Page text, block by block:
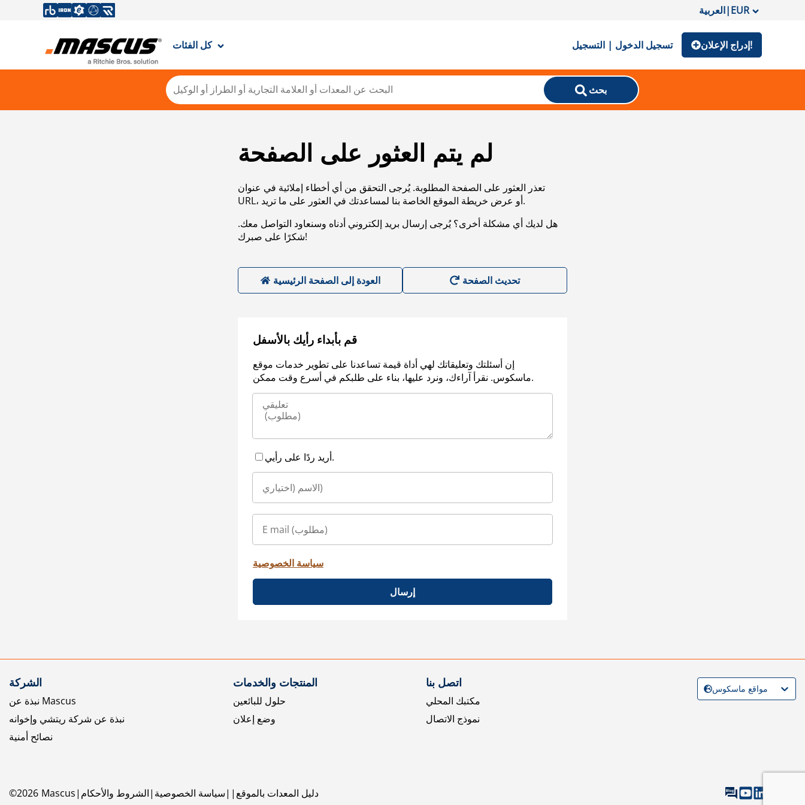
العربية|EUR
كل الفئات تسجيل الدخول | التسجيل إدراج الإعلان!
بحث
لم يتم العثور على الصفحة
تعذر العثور على الصفحة المطلوبة. يُرجى التحقق من أي أخطاء إملائية في عنوان
URL، أو عرض خريطة الموقع الخاصة بنا لمساعدتك في العثور على ما تريد.
هل لديك أي مشكلة أخرى؟ يُرجى إرسال بريد إلكتروني أدناه وسنعاود التواصل معك.
شكرًا على صبرك!
العودة إلى الصفحة الرئيسية
قم بأبداء رأيك بالأسفل
إن أسئلتك وتعليقاتك لهي أداة قيمة تساعدنا على تطوير خدمات موقع
ماسكوس. نقرأ آراءك، ونرد عليها، بناء على طلبكم في أسرع وقت ممكن.
أريد ردًا على رأيي.
سياسة الخصوصية
إرسال
الشركة
نبذة عن Mascus
نبذة عن شركة ريتشي وإخوانه
نصائح أمنية
المنتجات والخدمات
حلول للبائعين
وضع إعلان
اتصل بنا
مكتبك المحلي
نموذج الاتصال
©2026 Mascus الشروط والأحكام سياسة الخصوصية دليل المعدات بالموقع
مواقع ماسكوس